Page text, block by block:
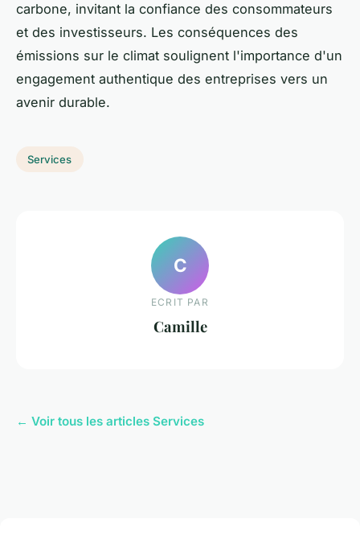
carbone, invitant la confiance des consommateurs
et des investisseurs. Les conséquences des
émissions sur le climat soulignent l'importance d'un
engagement authentique des entreprises vers un
avenir durable.
Services
C
ECRIT PAR
Camille
← Voir tous les articles Services